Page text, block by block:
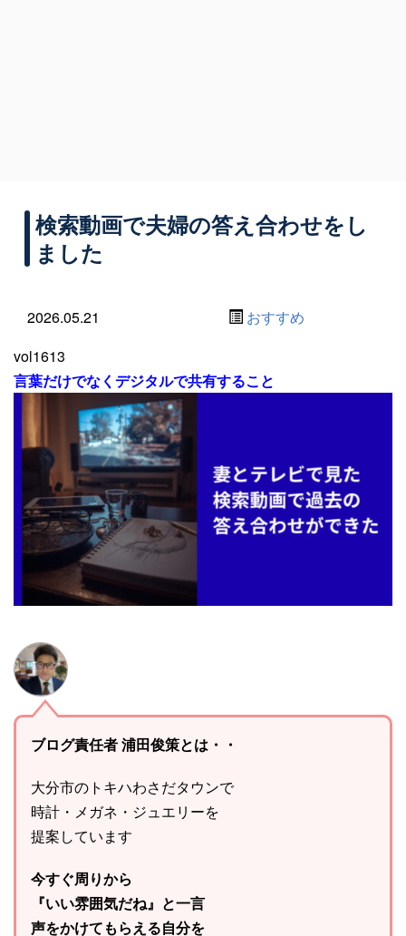
検索動画で夫婦の答え合わせをし
ました
2026.05.21
おすすめ
vol1613
言葉だけでなくデジタルで共有すること
ブログ責任者 浦田俊策とは・・
大分市のトキハわさだタウンで
時計・メガネ・ジュエリーを
提案しています
今すぐ周りから
『いい雰囲気だね』と一言
声をかけてもらえる自分を